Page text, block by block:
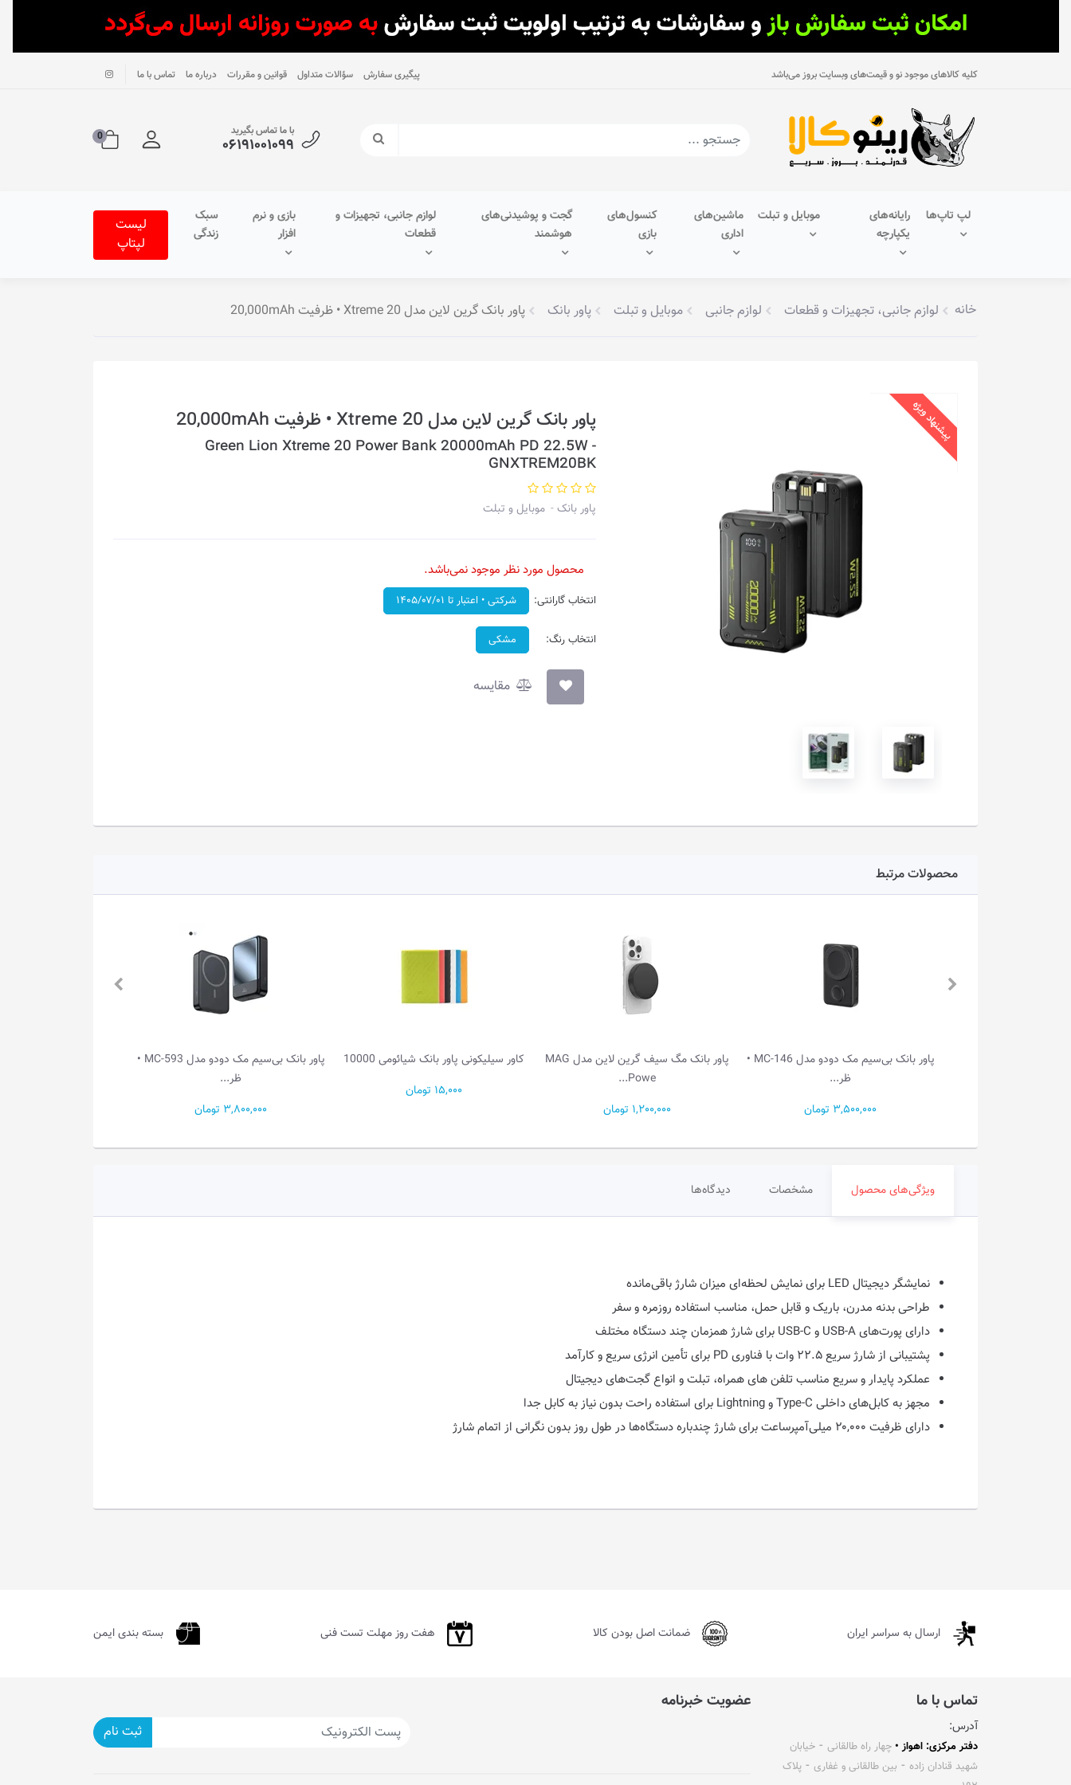
کلیه کالاهای موجود نو و قیمت‌های وبسایت بروز می‌باشد پیگیری سفارش سؤالات متداول قوانین و مقررات درباره ما تماس با ما
با ما تماس بگیرید
۰۶۱۹۱۰۰۱۰۹۹ 0
لپ تاپ‌ها
رایانه‌های
یکپارچه
موبایل و تبلت
ماشین‌های
اداری
کنسول‌های
بازی
گجت و پوشیدنی‌های
هوشمند
لوازم جانبی، تجهیزات و
قطعات
بازی و نرم
افزار
سبک
زندگی
لیست
لپتاپ
خانه لوازم جانبی، تجهیزات و قطعات لوازم جانبی موبایل و تبلت پاور بانک پاور بانک گرین لاین مدل Xtreme 20 • ظرفیت 20,000mAh
پیشنهاد ویژه پاور بانک گرین لاین مدل Xtreme 20 • ظرفیت 20,000mAh
Green Lion Xtreme 20 Power Bank 20000mAh PD 22.5W -
GNXTREM20BK
پاور بانک موبایل و تبلت
محصول مورد نظر موجود نمی‌باشد.
انتخاب گارانتی: شرکتی • اعتبار تا ۱۴۰۵/۰۷/۰۱
انتخاب رنگ: مشکی
مقایسه
محصولات مرتبط
پاور بانک بی‌سیم مک دودو مدل MC-146 •
ظر...
3,500,000 تومان
پاور بانک مگ‌ سیف گرین لاین مدل MAG
Powe...
1,200,000 تومان
کاور سیلیکونی پاور بانک شیائومی 10000
15,000 تومان
پاور بانک بی‌سیم مک دودو مدل MC-593 •
ظر...
3,800,000 تومان
ویژگی‌های محصول مشخصات دیدگاه‌ها
نمایشگر دیجیتال LED برای نمایش لحظه‌ای میزان شارژ باقی‌مانده
طراحی بدنه مدرن، باریک و قابل حمل، مناسب استفاده روزمره و سفر
دارای پورت‌های USB-A و USB-C برای شارژ همزمان چند دستگاه مختلف
پشتیبانی از شارژ سریع ۲۲.۵ وات با فناوری PD برای تأمین انرژی سریع و کارآمد
عملکرد پایدار و سریع مناسب تلفن های همراه، تبلت و انواع گجت‌های دیجیتال
مجهز به کابل‌های داخلی Type-C و Lightning برای استفاده راحت بدون نیاز به کابل جدا
دارای ظرفیت ۲۰,۰۰۰ میلی‌آمپرساعت برای شارژ چندباره دستگاه‌ها در طول روز بدون نگرانی از اتمام شارژ
ارسال به سراسر ایران ضمانت اصل بودن کالا هفت روز مهلت تست فنی بسته بندی ایمن
تماس با ما
آدرس:
دفتر مرکزی: اهواز • چهار راه طالقانی ⁃ خیابان
شهید قنادان زاده ⁃ بین طالقانی و غفاری ⁃ پلاک
عضویت خبرنامه
ثبت نام